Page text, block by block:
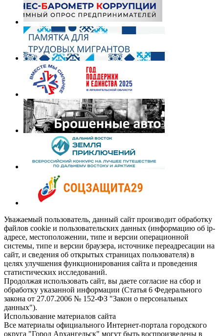
Уважаемый пользователь, данный сайт производит обработку
файлов cookie и пользовательских данных (информацию об ip-
адресе, местоположении, типе и версии операционной
системы, типе и версии браузера, источнике переадресации на
сайт, и сведения об открытых страницах пользователя) в
целях улучшения функционирования сайта и проведения
статистических исследований.
Продолжая использовать сайт, вы даете согласие на сбор и
обработку указанной информации (Статья 6 Федерального
закона от 27.07.2006 № 152-ФЗ "Закон о персональных
данных").
Использование материалов сайта
Все материалы официального Интернет-портала городского
округа "Город Архангельск" могут быть воспроизведены в